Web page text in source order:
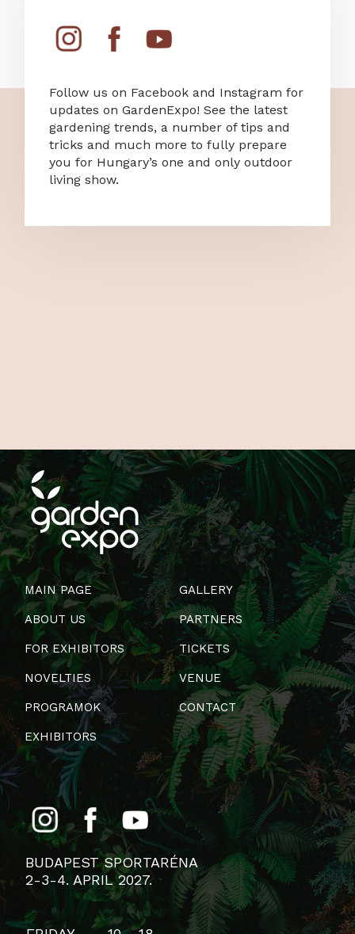
Follow us on Facebook and Instagram for
updates on GardenExpo! See the latest
gardening trends, a number of tips and
tricks and much more to fully prepare
you for Hungary’s one and only outdoor
living show.
MAIN PAGE
ABOUT US
FOR EXHIBITORS
NOVELTIES
PROGRAMOK
EXHIBITORS
GALLERY
PARTNERS
TICKETS
VENUE
CONTACT
BUDAPEST SPORTARÉNA
2-3-4. APRIL 2027.